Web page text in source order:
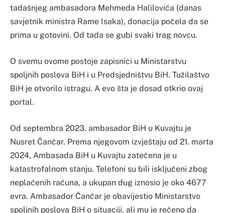
tadašnjeg ambasadora Mehmeda Halilovića (danas
savjetnik ministra Rame Isaka), donacija počela da se
prima u gotovini. Od tada se gubi svaki trag novcu.
O svemu ovome postoje zapisnici u Ministarstvu
spoljnih poslova BiH i u Predsjedništvu BiH. Tužilaštvo
BiH je otvorilo istragu. A evo šta je dosad otkrio ovaj
portal.
Od septembra 2023. ambasador BiH u Kuvajtu je
Nusret Čančar. Prema njegovom izvještaju od 21. marta
2024, Ambasada BiH u Kuvajtu zatečena je u
katastrofalnom stanju. Telefoni su bili isključeni zbog
neplaćenih računa, a ukupan dug iznosio je oko 4677
evra. Ambasador Čančar je obavijestio Ministarstvo
spoljnih poslova BiH o situaciji, ali mu je rečeno da